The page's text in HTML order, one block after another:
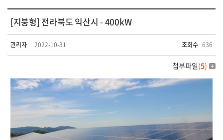
[지붕형] 전라북도 익산시 - 400kW
관리자 2022-10-31 조회수 636
첨부파일(5)